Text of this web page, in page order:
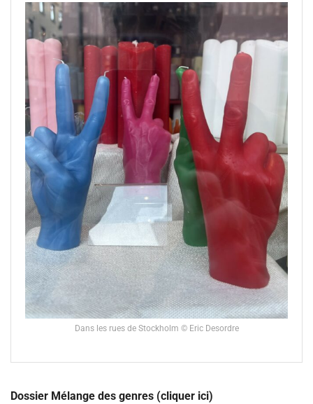
Dans les rues de Stockholm © Eric Desordre
Dossier Mélange des genres (cliquer ici)